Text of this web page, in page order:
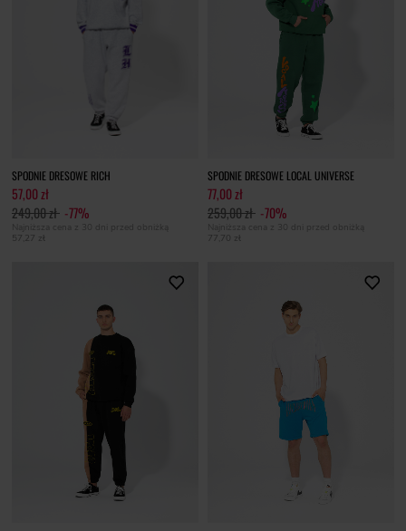
SPODNIE DRESOWE RICH
57,00 zł
249,00 zł -77%
Najniższa cena z 30 dni przed obniżką
57,27 zł
SPODNIE DRESOWE LOCAL UNIVERSE
77,00 zł
259,00 zł -70%
Najniższa cena z 30 dni przed obniżką
77,70 zł